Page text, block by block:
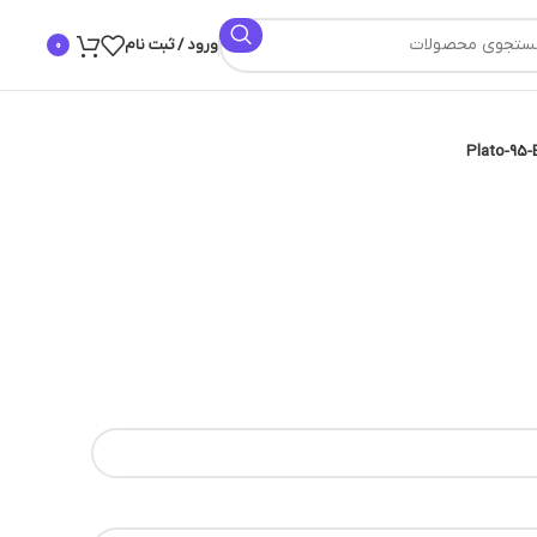
ورود / ثبت نام 0